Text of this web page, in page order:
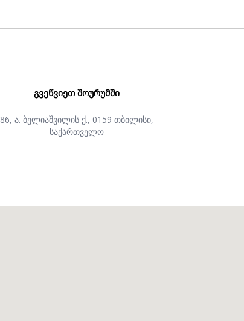
ᲒᲕᲔᲬᲕᲘᲔᲗ ᲨᲝᲣᲠᲣᲛᲨᲘ
86, ა. ბელიაშვილის ქ., 0159 თბილისი,
საქართველო